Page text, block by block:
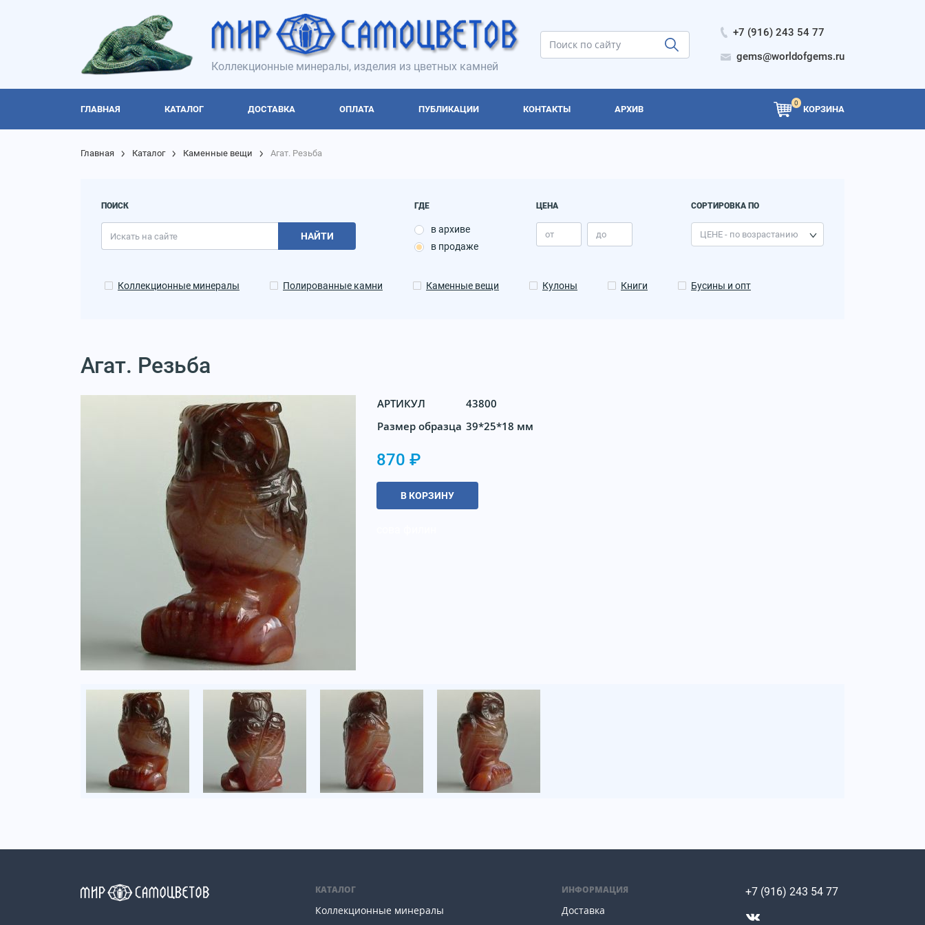
Коллекционные минералы, изделия из цветных камней
+7 (916) 243 54 77
gems@worldofgems.ru
ГЛАВНАЯ КАТАЛОГ ДОСТАВКА ОПЛАТА ПУБЛИКАЦИИ КОНТАКТЫ АРХИВ
0
КОРЗИНА
Главная Каталог Каменные вещи Агат. Резьба
ПОИСК
НАЙТИ
ГДЕ
в архиве
в продаже
ЦЕНА СОРТИРОВКА ПО
Коллекционные минералы Полированные камни Каменные вещи Кулоны Книги Бусины и опт
Агат. Резьба
АРТИКУЛ
43800
Размер образца 39*25*18 мм
870 ₽
В КОРЗИНУ
КАТАЛОГ
Коллекционные минералы
ИНФОРМАЦИЯ
Доставка
+7 (916) 243 54 77